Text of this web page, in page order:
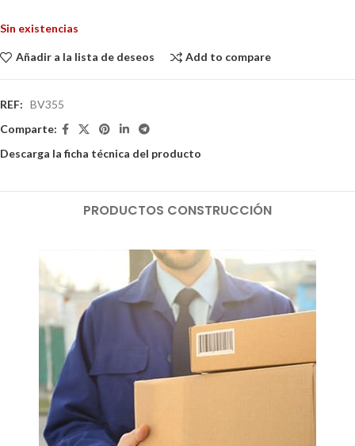
Sin existencias
Añadir a la lista de deseos Add to compare
REF: BV355
Comparte:
Descarga la ficha técnica del producto
PRODUCTOS CONSTRUCCIÓN